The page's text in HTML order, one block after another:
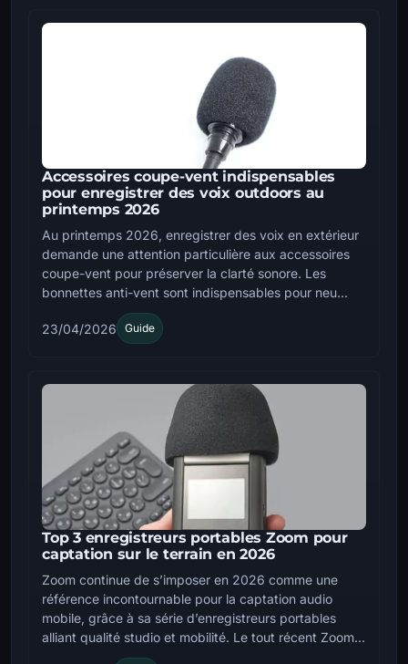
Accessoires coupe-vent indispensables
pour enregistrer des voix outdoors au
printemps 2026
Au printemps 2026, enregistrer des voix en extérieur
demande une attention particulière aux accessoires
coupe-vent pour préserver la clarté sonore. Les
bonnettes anti-vent sont indispensables pour neu...
23/04/2026 Guide
Top 3 enregistreurs portables Zoom pour
captation sur le terrain en 2026
Zoom continue de s’imposer en 2026 comme une
référence incontournable pour la captation audio
mobile, grâce à sa série d’enregistreurs portables
alliant qualité studio et mobilité. Le tout récent Zoom...